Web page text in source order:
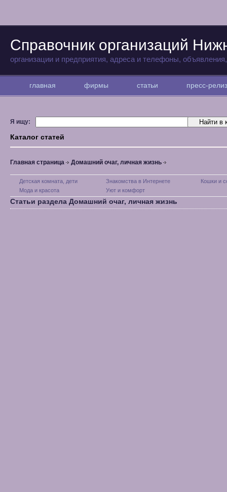
Справочник организаций
организации и предприятия, адреса и телефоны,
главная фирмы статьи пресс-
Я ищу:
Каталог статей
Главная страница Домашний очаг, личная жизнь
Детская комната, дети Знакомства в Интернете
Кошки и
Мода и красота
Уют и комфорт
Статьи раздела Домашний очаг, личная жизнь